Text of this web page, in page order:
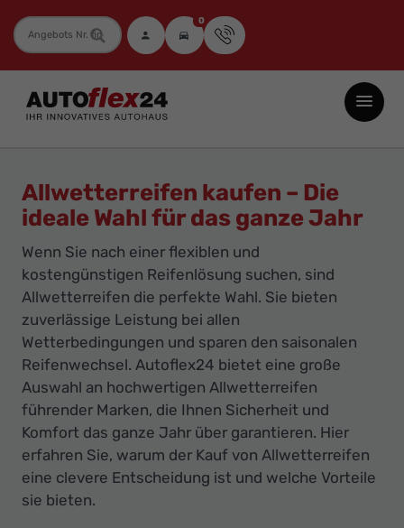
Fahrzeugnummer 0
Autoflex24
GmbH
Neuwagen
Jahreswagen
und
Gebrauchtwagen
zu
Top-
Preisen
-
Ihr
Innovatives
Autohaus
Allwetterreifen kaufen – Die
ideale Wahl für das ganze Jahr
Wenn Sie nach einer flexiblen und
kostengünstigen Reifenlösung suchen, sind
Allwetterreifen die perfekte Wahl. Sie bieten
zuverlässige Leistung bei allen
Wetterbedingungen und sparen den saisonalen
Reifenwechsel. Autoflex24 bietet eine große
Auswahl an hochwertigen Allwetterreifen
führender Marken, die Ihnen Sicherheit und
Komfort das ganze Jahr über garantieren. Hier
erfahren Sie, warum der Kauf von Allwetterreifen
eine clevere Entscheidung ist und welche Vorteile
sie bieten.